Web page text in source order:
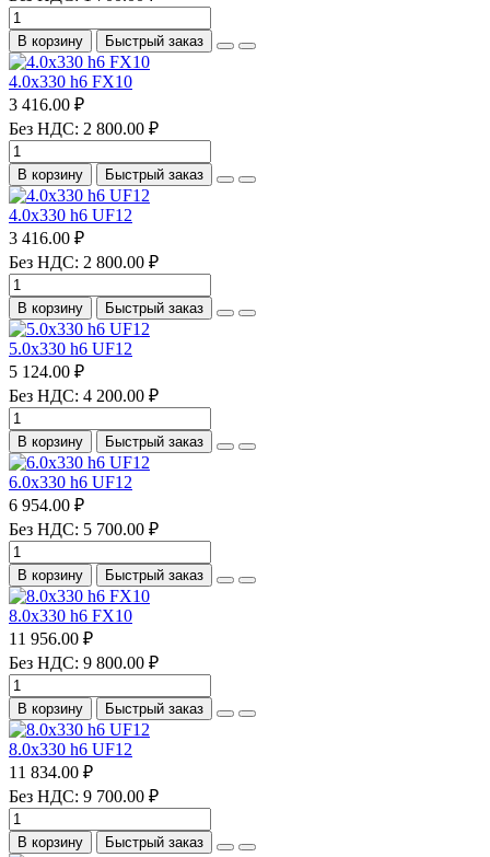
В корзину Быстрый заказ
4.0х330 h6 FX10
3 416.00 ₽
Без НДС: 2 800.00 ₽
В корзину Быстрый заказ
4.0х330 h6 UF12
3 416.00 ₽
Без НДС: 2 800.00 ₽
В корзину Быстрый заказ
5.0х330 h6 UF12
5 124.00 ₽
Без НДС: 4 200.00 ₽
В корзину Быстрый заказ
6.0х330 h6 UF12
6 954.00 ₽
Без НДС: 5 700.00 ₽
В корзину Быстрый заказ
8.0х330 h6 FX10
11 956.00 ₽
Без НДС: 9 800.00 ₽
В корзину Быстрый заказ
8.0х330 h6 UF12
11 834.00 ₽
Без НДС: 9 700.00 ₽
В корзину Быстрый заказ